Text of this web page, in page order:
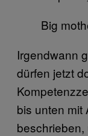
Big
Irgendwann
dürfen jetzt
bis unten mit